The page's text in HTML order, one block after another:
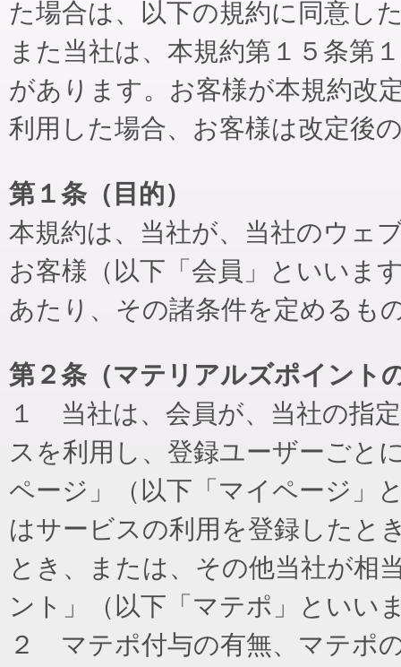
た場合は、以下の規約に同意し
また当社は、本規約第１５条第
があります。お客様が本規約改
利用した場合、お客様は改定後
第１条（目的）
本規約は、当社が、当社のウェ
お客様（以下「会員」といいま
あたり、その諸条件を定めるも
第２条（マテリアルズポイント
１ 当社は、会員が、当社の指
スを利用し、登録ユーザーごと
ページ」（以下「マイページ」
はサービスの利用を登録したと
とき、または、その他当社が相
ント」（以下「マテポ」といい
２ マテポ付与の有無、マテポ